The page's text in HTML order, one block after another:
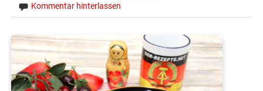
Kommentar hinterlassen